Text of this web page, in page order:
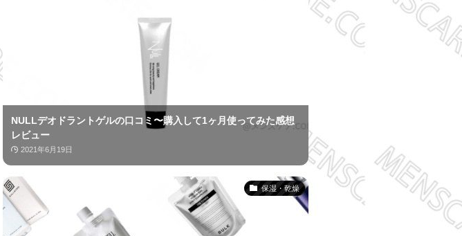
NULLデオドラントゲルの口コミ〜購入して1ヶ月使ってみた感想
レビュー
2021年6月19日
保湿・乾燥